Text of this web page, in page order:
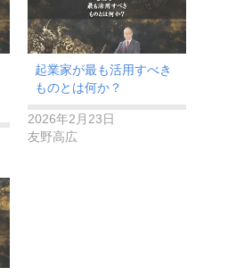
起業家が最も活用すべき
ものとは何か？
2026年2月23日
友野高広